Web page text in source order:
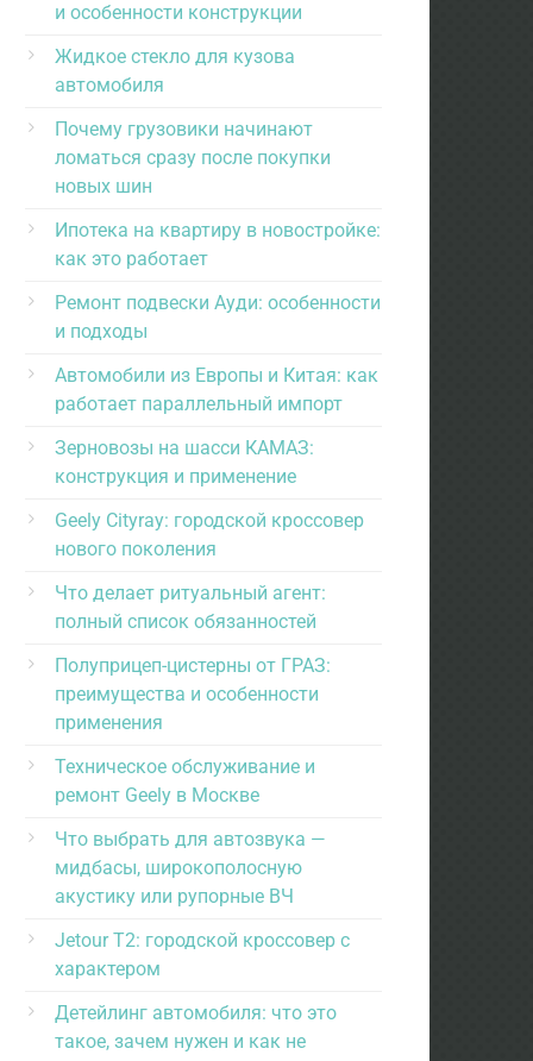
и особенности конструкции
Жидкое стекло для кузова
автомобиля
Почему грузовики начинают
ломаться сразу после покупки
новых шин
Ипотека на квартиру в новостройке:
как это работает
Ремонт подвески Ауди: особенности
и подходы
Автомобили из Европы и Китая: как
работает параллельный импорт
Зерновозы на шасси КАМАЗ:
конструкция и применение
Geely Cityray: городской кроссовер
нового поколения
Что делает ритуальный агент:
полный список обязанностей
Полуприцеп-цистерны от ГРАЗ:
преимущества и особенности
применения
Техническое обслуживание и
ремонт Geely в Москве
Что выбрать для автозвука —
мидбасы, широкополосную
акустику или рупорные ВЧ
Jetour T2: городской кроссовер с
характером
Детейлинг автомобиля: что это
такое, зачем нужен и как не